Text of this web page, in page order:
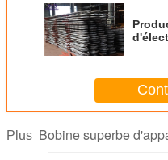
Plus Bobine superbe